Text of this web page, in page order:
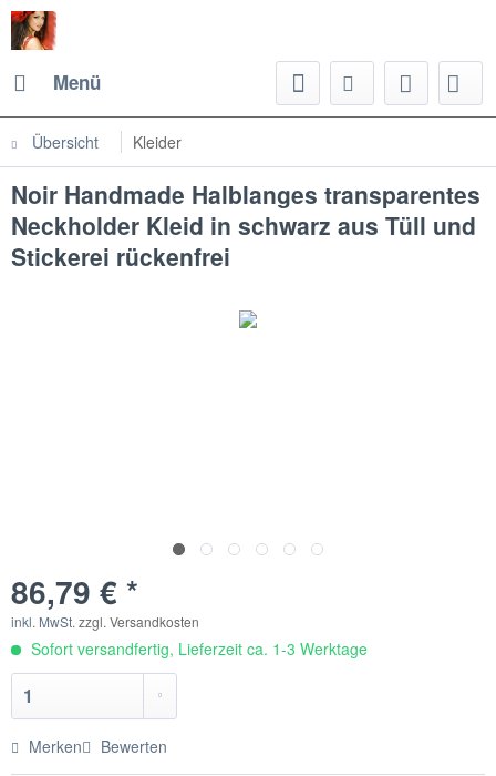
Menü
Übersicht Kleider
Noir Handmade Halblanges transparentes
Neckholder Kleid in schwarz aus Tüll und
Stickerei rückenfrei
86,79 € *
inkl. MwSt. zzgl. Versandkosten
Sofort versandfertig, Lieferzeit ca. 1-3 Werktage
Merken Bewerten